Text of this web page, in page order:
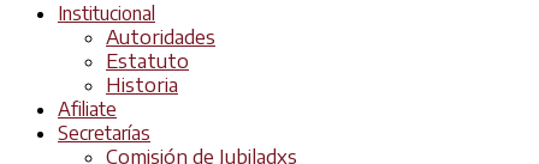
Institucional
Autoridades
Estatuto
Historia
Afiliate
Secretarías
Comisión de Jubiladxs